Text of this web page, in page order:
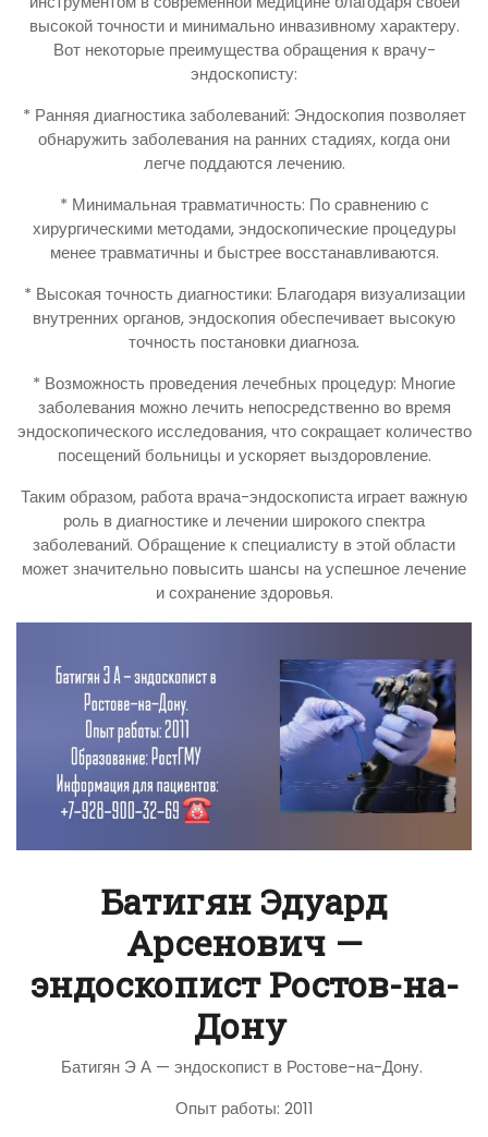
высокой точности и минимально инвазивному характеру.
Вот некоторые преимущества обращения к врачу-
эндоскописту:
* Ранняя диагностика заболеваний: Эндоскопия позволяет
обнаружить заболевания на ранних стадиях, когда они
легче поддаются лечению.
* Минимальная травматичность: По сравнению с
хирургическими методами, эндоскопические процедуры
менее травматичны и быстрее восстанавливаются.
* Высокая точность диагностики: Благодаря визуализации
внутренних органов, эндоскопия обеспечивает высокую
точность постановки диагноза.
* Возможность проведения лечебных процедур: Многие
заболевания можно лечить непосредственно во время
эндоскопического исследования, что сокращает количество
посещений больницы и ускоряет выздоровление.
Таким образом, работа врача-эндоскописта играет важную
роль в диагностике и лечении широкого спектра
заболеваний. Обращение к специалисту в этой области
может значительно повысить шансы на успешное лечение
и сохранение здоровья.
Батигян Эдуард
Арсенович —
эндоскопист Ростов-на-
Дону
Батигян Э А — эндоскопист в Ростове-на-Дону.
Опыт работы: 2011